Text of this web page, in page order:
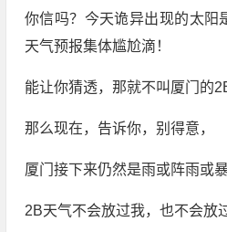
你信吗？今天诡异出现的太阳
天气预报集体尴尬滴！
能让你猜透，那就不叫厦门的
那么现在，告诉你，别得意，
厦门接下来仍然是雨或阵雨或暴
2B天气不会放过我，也不会放